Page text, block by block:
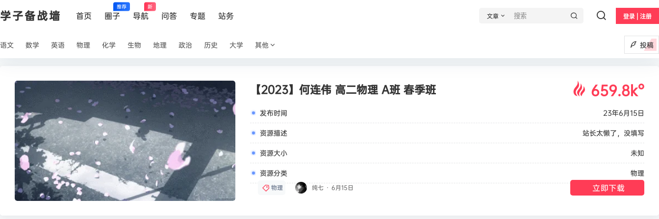
学子备战墙 首页 圈子
推荐
导航
新
问答 专题 站务 文章 登录 | 注册
语文 数学 英语 物理 化学 生物 地理 政治 历史 大学 其他 投稿
【2023】何连伟 高二物理 A班 春季班 659.8k°
发布时间 23年6月15日
资源描述 站长太懒了，没填写
资源大小 未知
资源分类 物理
物理 纯七 · 6月15日 立即下载